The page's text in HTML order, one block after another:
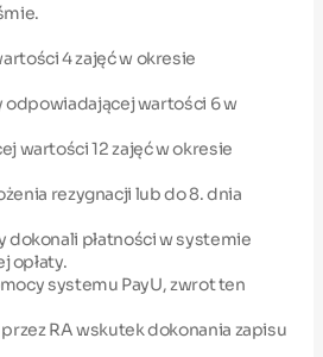
4 zajęć w okresie
odpowiadającej wartości 6 w
wartości 12 zajęć w okresie
rezygnacji lub do 8. dnia
dokonali płatności w systemie
opłaty.
systemu PayU, zwrot ten
RA wskutek dokonania zapisu